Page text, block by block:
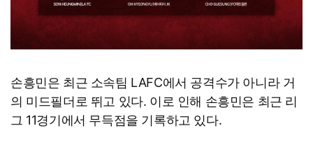
손흥민은 최근 소속팀 LAFC에서 공격수가 아니라 거
의 미드필더로 뛰고 있다. 이로 인해 손흥민은 최근 리
그 11경기에서 무득점을 기록하고 있다.